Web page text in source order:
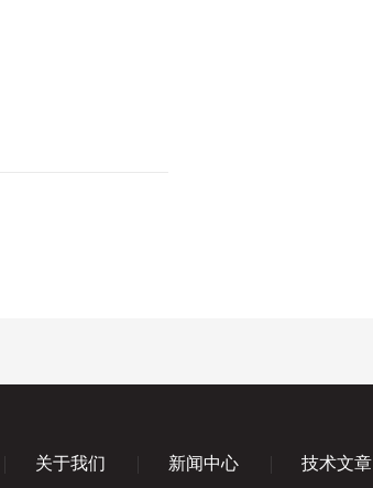
关于我们 新闻中心 技术文章